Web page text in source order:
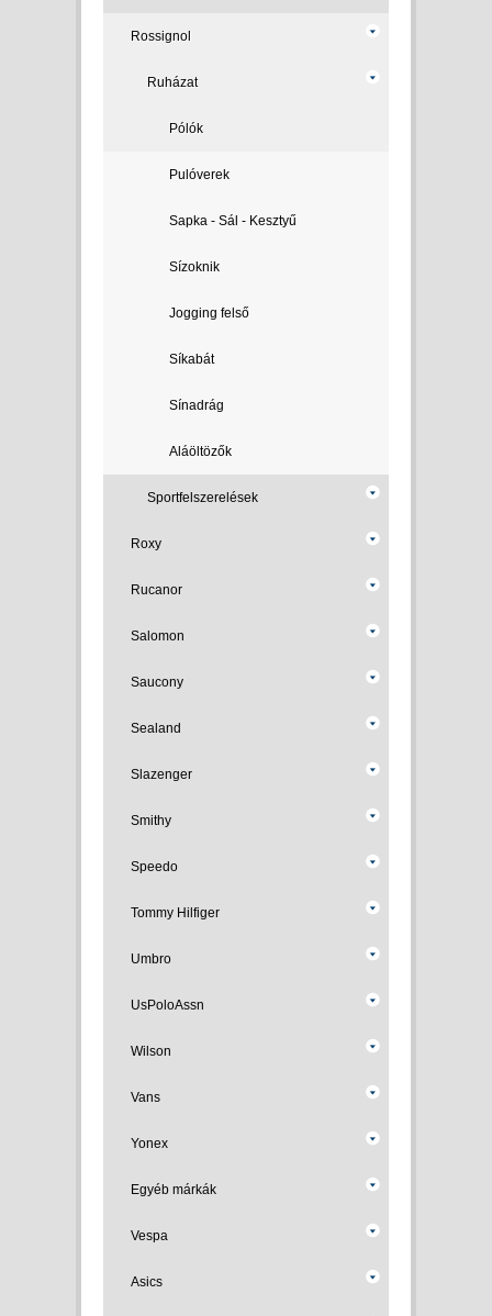
Rossignol
Ruházat
Pólók
Pulóverek
Sapka - Sál - Kesztyű
Sízoknik
Jogging felső
Síkabát
Sínadrág
Aláöltözők
Sportfelszerelések
Roxy
Rucanor
Salomon
Saucony
Sealand
Slazenger
Smithy
Speedo
Tommy Hilfiger
Umbro
UsPoloAssn
Wilson
Vans
Yonex
Egyéb márkák
Vespa
Asics